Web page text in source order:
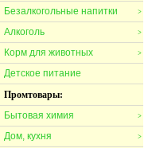
>
Безалкогольные напитки
>
Алкоголь
>
Корм для животных
Детское питание
Промтовары:
>
Бытовая химия
>
Дом, кухня